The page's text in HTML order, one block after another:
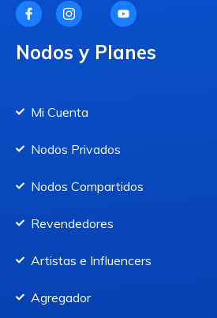
Nodos y Planes
Mi Cuenta
Nodos Privados
Nodos Compartidos
Revendedores
Artistas e Influencers
Agregador